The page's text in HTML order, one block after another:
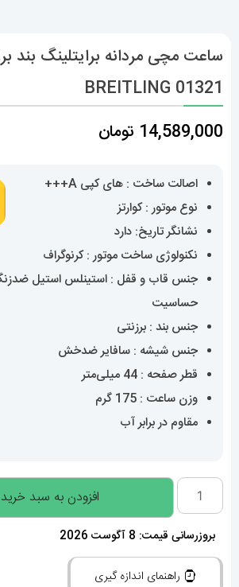
ساعت مچی مردانه برایتلینگ بند
BREITLING 01321
14,589,000 تومان
اصالت ساخت : های کپی A+++
نوع موتور : کوارتز
نشانگر تاریخ: دارد
نکنولوژی ساخت موتور : کرنوگراف
جنس قاب و قفل : استینلس استیل
حساسیت
جنس بند : برزنتی
جنس شیشه : سافایر ضدخش
قطر صفحه : 44 میلی‌متر
وزن ساعت : 175 گرم
مقاوم در برابر آب
ساعت
مچی
مردانه
برایتلینگ
افزودن به سبد خرید
بروزرسانی قیمت: 8 آگوست 2026
راهنمای اندازه گیری